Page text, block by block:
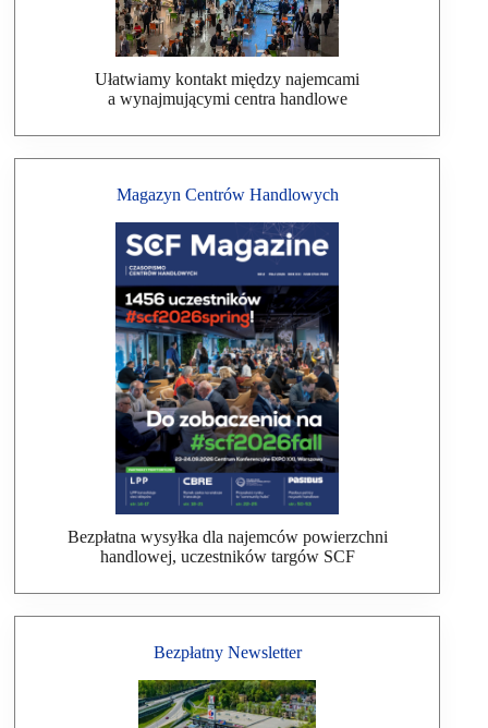
Ułatwiamy kontakt między najemcami
a wynajmującymi centra handlowe
Magazyn Centrów Handlowych
Bezpłatna wysyłka dla najemców powierzchni
handlowej, uczestników targów SCF
Bezpłatny Newsletter